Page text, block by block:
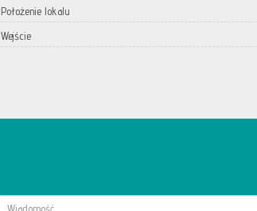
Położenie lokalu
Wejście